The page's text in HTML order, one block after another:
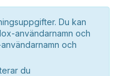
Du kan
användarnamn och
och
du